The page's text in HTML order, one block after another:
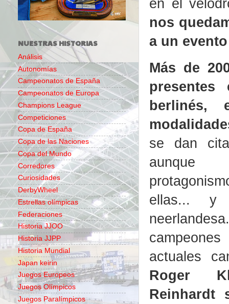
en el
nos
a un
Más de
presentes
berlinés,
se dan
aunque
ellas... y
actuales
Roger
Reinhardt
NUESTRAS HISTORIAS
Análisis
Autonomías
Campeonatos de España
Campeonatos de Europa
Champions League
Competiciones
Copa de España
Copa de las Naciones
Copa del Mundo
Corredores
Curiosidades
DerbyWheel
Estrellas olímpicas
Federaciones
Historia JJOO
Historia JJPP
Historia Mundial
Japan keirin
Juegos Europeos
Juegos Olímpicos
Juegos Paralímpicos